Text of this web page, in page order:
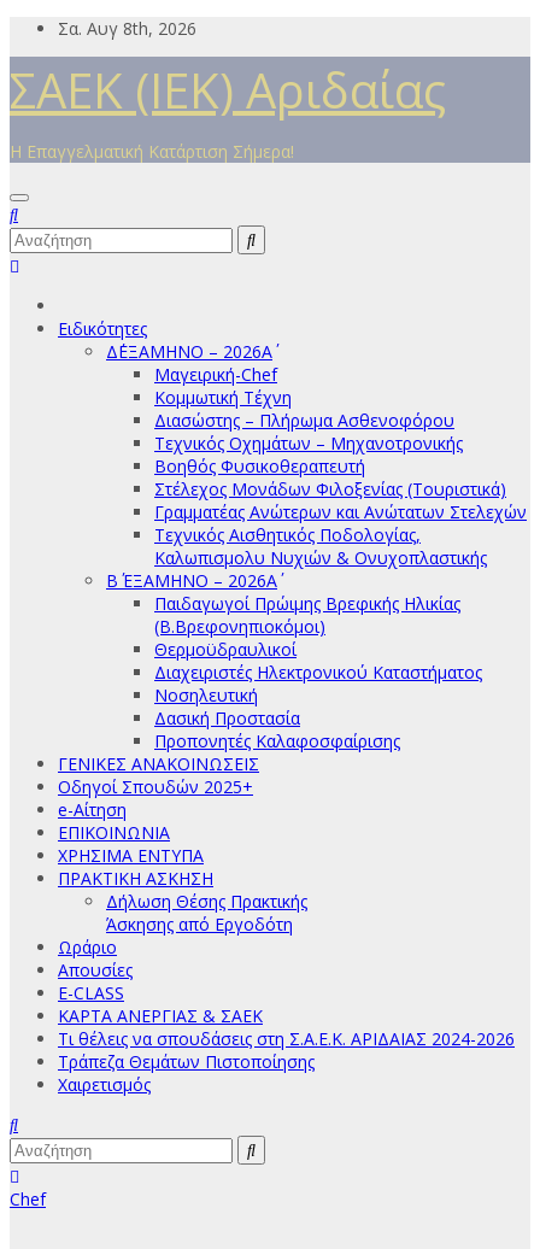
Μετάβαση
περιεχόμενο
Σα. Αυγ 8th, 2026
ΣΑΕΚ (ΙΕΚ) Αριδαίας
Η Επαγγελματική Κατάρτιση Σήμερα!
Ειδικότητες
Δ΄ΕΞΑΜΗΝΟ – 2026Α΄
Μαγειρική-Chef
Κομμωτική Τέχνη
Διασώστης – Πλήρωμα Ασθενοφόρου
Τεχνικός Οχημάτων – Μηχανοτρονικής
Βοηθός Φυσικοθεραπευτή
Στέλεχος Μονάδων Φιλοξενίας (Τουριστικά)
Γραμματέας Ανώτερων και Ανώτατων Στελεχών
Τεχνικός Αισθητικός Ποδολογίας,
Καλωπισμολυ Νυχιών & Ονυχοπλαστικής
Β΄ ΕΞΑΜΗΝΟ – 2026Α΄
Παιδαγωγοί Πρώιμης Βρεφικής Ηλικίας
(Β.Βρεφονηπιοκόμοι)
Θερμοϋδραυλικοί
Διαχειριστές Ηλεκτρονικού Καταστήματος
Νοσηλευτική
Δασική Προστασία
Προπονητές Καλαφοσφαίρισης
ΓΕΝΙΚΕΣ ΑΝΑΚΟΙΝΩΣΕΙΣ
Οδηγοί Σπουδών 2025+
e-Αίτηση
ΕΠΙΚΟΙΝΩΝΙΑ
ΧΡΗΣΙΜΑ ΕΝΤΥΠΑ
ΠΡΑΚΤΙΚΗ ΑΣΚΗΣΗ
Δήλωση Θέσης Πρακτικής
Άσκησης από Εργοδότη
Ωράριο
Απουσίες
E-CLASS
ΚΑΡΤΑ ΑΝΕΡΓΙΑΣ & ΣΑΕΚ
Τι θέλεις να σπουδάσεις στη Σ.Α.Ε.Κ. ΑΡΙΔΑΙΑΣ 2024-2026
Τράπεζα Θεμάτων Πιστοποίησης
Χαιρετισμός
Chef